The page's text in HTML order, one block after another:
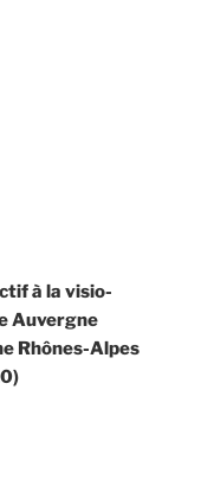
à la visio-
Auvergne
Rhônes-Alpes